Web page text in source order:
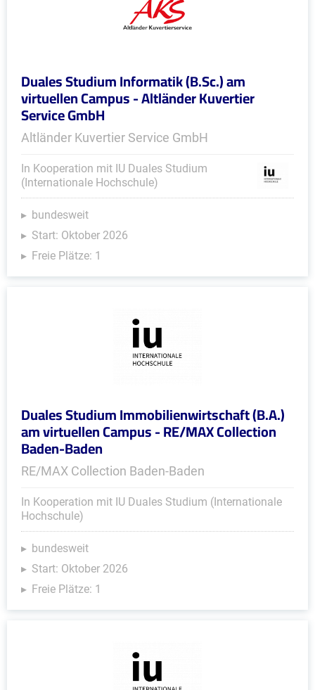
Duales Studium Informatik (B.Sc.) am
virtuellen Campus - Altländer Kuvertier
Service GmbH
Altländer Kuvertier Service GmbH
In Kooperation mit IU Duales Studium
(Internationale Hochschule)
bundesweit
Start: Oktober 2026
Freie Plätze: 1
Duales Studium Immobilienwirtschaft (B.A.)
am virtuellen Campus - RE/MAX Collection
Baden-Baden
RE/MAX Collection Baden-Baden
In Kooperation mit IU Duales Studium (Internationale
Hochschule)
bundesweit
Start: Oktober 2026
Freie Plätze: 1